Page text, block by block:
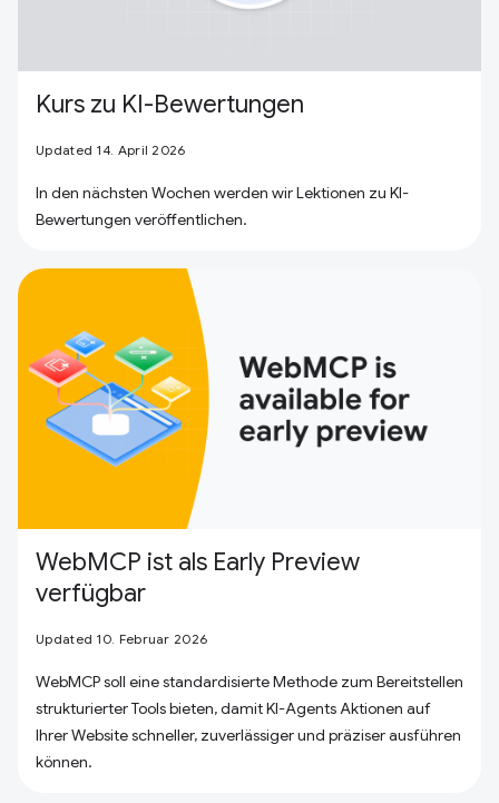
Kurs zu KI-Bewertungen
Updated 14. April 2026
In den nächsten Wochen werden wir Lektionen zu KI-
Bewertungen veröffentlichen.
WebMCP ist als Early Preview
verfügbar
Updated 10. Februar 2026
WebMCP soll eine standardisierte Methode zum Bereitstellen
strukturierter Tools bieten, damit KI-Agents Aktionen auf
Ihrer Website schneller, zuverlässiger und präziser ausführen
können.